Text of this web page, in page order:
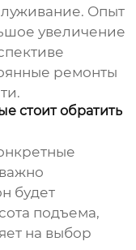
Опыт
увеличение
ремонты
стоит обратить
будет
подъема,
на выбор